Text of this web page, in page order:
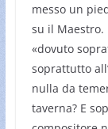
messo un
su il Maestro.
«dovuto
soprattutto
nulla da
taverna? E